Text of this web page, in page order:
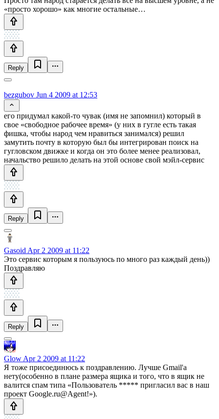
«просто хорошо» как многие остальные…
Reply
bezgubov Jun 4 2009 at 12:53
его придумал какой-то чувак (имя не запомнил) который в
свое «свободное рабочее время» (у них в гугле есть такая
фишка, чтобы народ чем нравиться занимался) решил
замутить почту в которую был бы интегрирован поиск на
гугловском движке и когда он это более менее реализовал,
начальство решило делать на этой основе свой мэйл-сервис
Reply
Gasoid Apr 2 2009 at 11:22
Это сервис которым я пользуюсь по много раз каждый день))
Поздравляю
Reply
Glow Apr 2 2009 at 11:22
Я тоже присоединюсь к поздравлению. Лучше Gmail'а
нету(особенно в плане размера ящика и того, что в ящик не
валится спам типа «Пользователь ***** пригласил вас в наш
проект Google.ru@Agent!»).